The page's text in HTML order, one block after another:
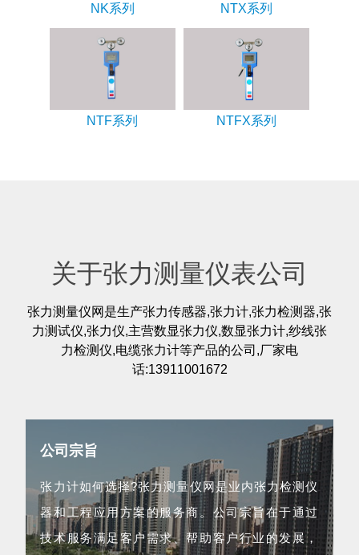
NK系列 NTX系列
NTF系列 NTFX系列
关于张力测量仪表公司
张力测量仪网是生产张力传感器,张力计,张力检测器,张
力测试仪,张力仪,主营数显张力仪,数显张力计,纱线张
力检测仪,电缆张力计等产品的公司,厂家电
话:13911001672
公司宗旨
张力计如何选择?张力测量仪网是业内张力检测仪
器和工程应用方案的服务商。公司宗旨在于通过
技术服务满足客户需求、帮助客户行业的发展，